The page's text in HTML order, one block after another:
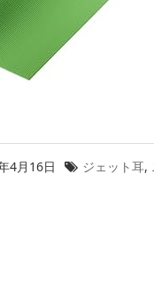
4月16日 ジェット耳,